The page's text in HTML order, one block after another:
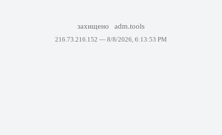
захищено adm.tools
216.73.216.152 — 8/8/2026, 6:13:53 PM